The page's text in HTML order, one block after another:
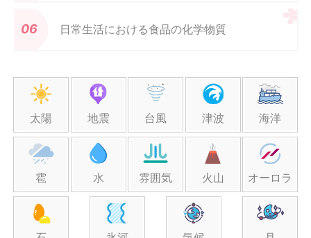
日常生活における食品の化学物質
太陽 地震 台風 津波 海洋
雹 水 雰囲気 火山 オーロラ